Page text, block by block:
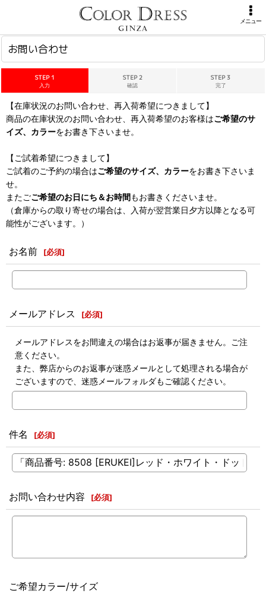
メニュー
お問い合わせ
STEP 1
入力
STEP 2
確認
STEP 3
完了
【在庫状況のお問い合わせ、再入荷希望につきまして】
商品の在庫状況のお問い合わせ、再入荷希望のお客様はご希望のサ
イズ、カラーをお書き下さいませ。
【ご試着希望につきまして】
ご試着のご予約の場合はご希望のサイズ、カラーをお書き下さいま
せ。
またごご希望のお日にち＆お時間もお書きくださいませ。
（倉庫からの取り寄せの場合は、入荷が翌営業日夕方以降となる可
能性がございます。）
お名前 [必須]
メールアドレス [必須]
メールアドレスをお間違えの場合はお返事が届きません。ご注
意ください。
また、弊店からのお返事が迷惑メールとして処理される場合が
ございますので、迷惑メールフォルダもご確認ください。
件名 [必須]
お問い合わせ内容 [必須]
ご希望カラー/サイズ